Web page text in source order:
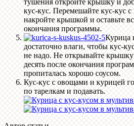
тушения откройте крышку и
кус-кус. Перемешайте кус-кус
накройте крышкой и оставьте
окончания программы.
Курица
достаточно влаги, чтобы кус-
не надо. Не открывайте
десять после окончания
пропиталась хорошо соусом.
Кус-кус с овощами и курицей
по тарелкам и подавать.